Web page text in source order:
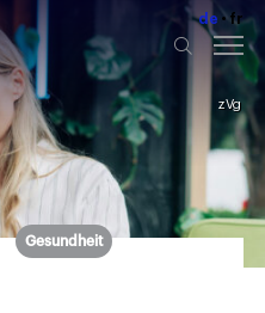
de fr
zVg
Gesundheit